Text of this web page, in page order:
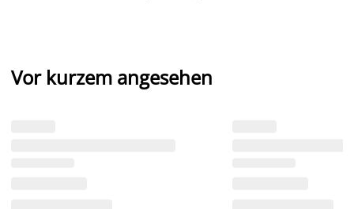
Vor kurzem angesehen